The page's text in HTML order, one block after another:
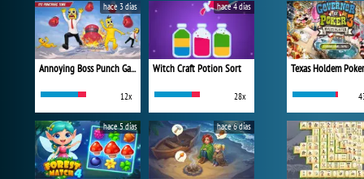
Annoying Boss Punch Game
12x
hace 3 días
Witch Craft Potion Sort
28x
hace 4 días
hace 5 días hace 6 días
Texas Holdem